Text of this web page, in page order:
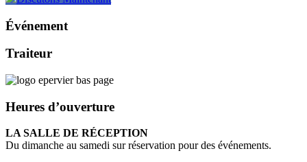
Événement
Traiteur
Heures d’ouverture
LA SALLE DE RÉCEPTION
Du dimanche au samedi sur réservation pour des événements.